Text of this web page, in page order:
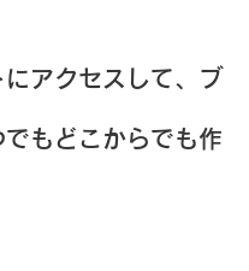
アクセスして、ブ
でもどこからでも作